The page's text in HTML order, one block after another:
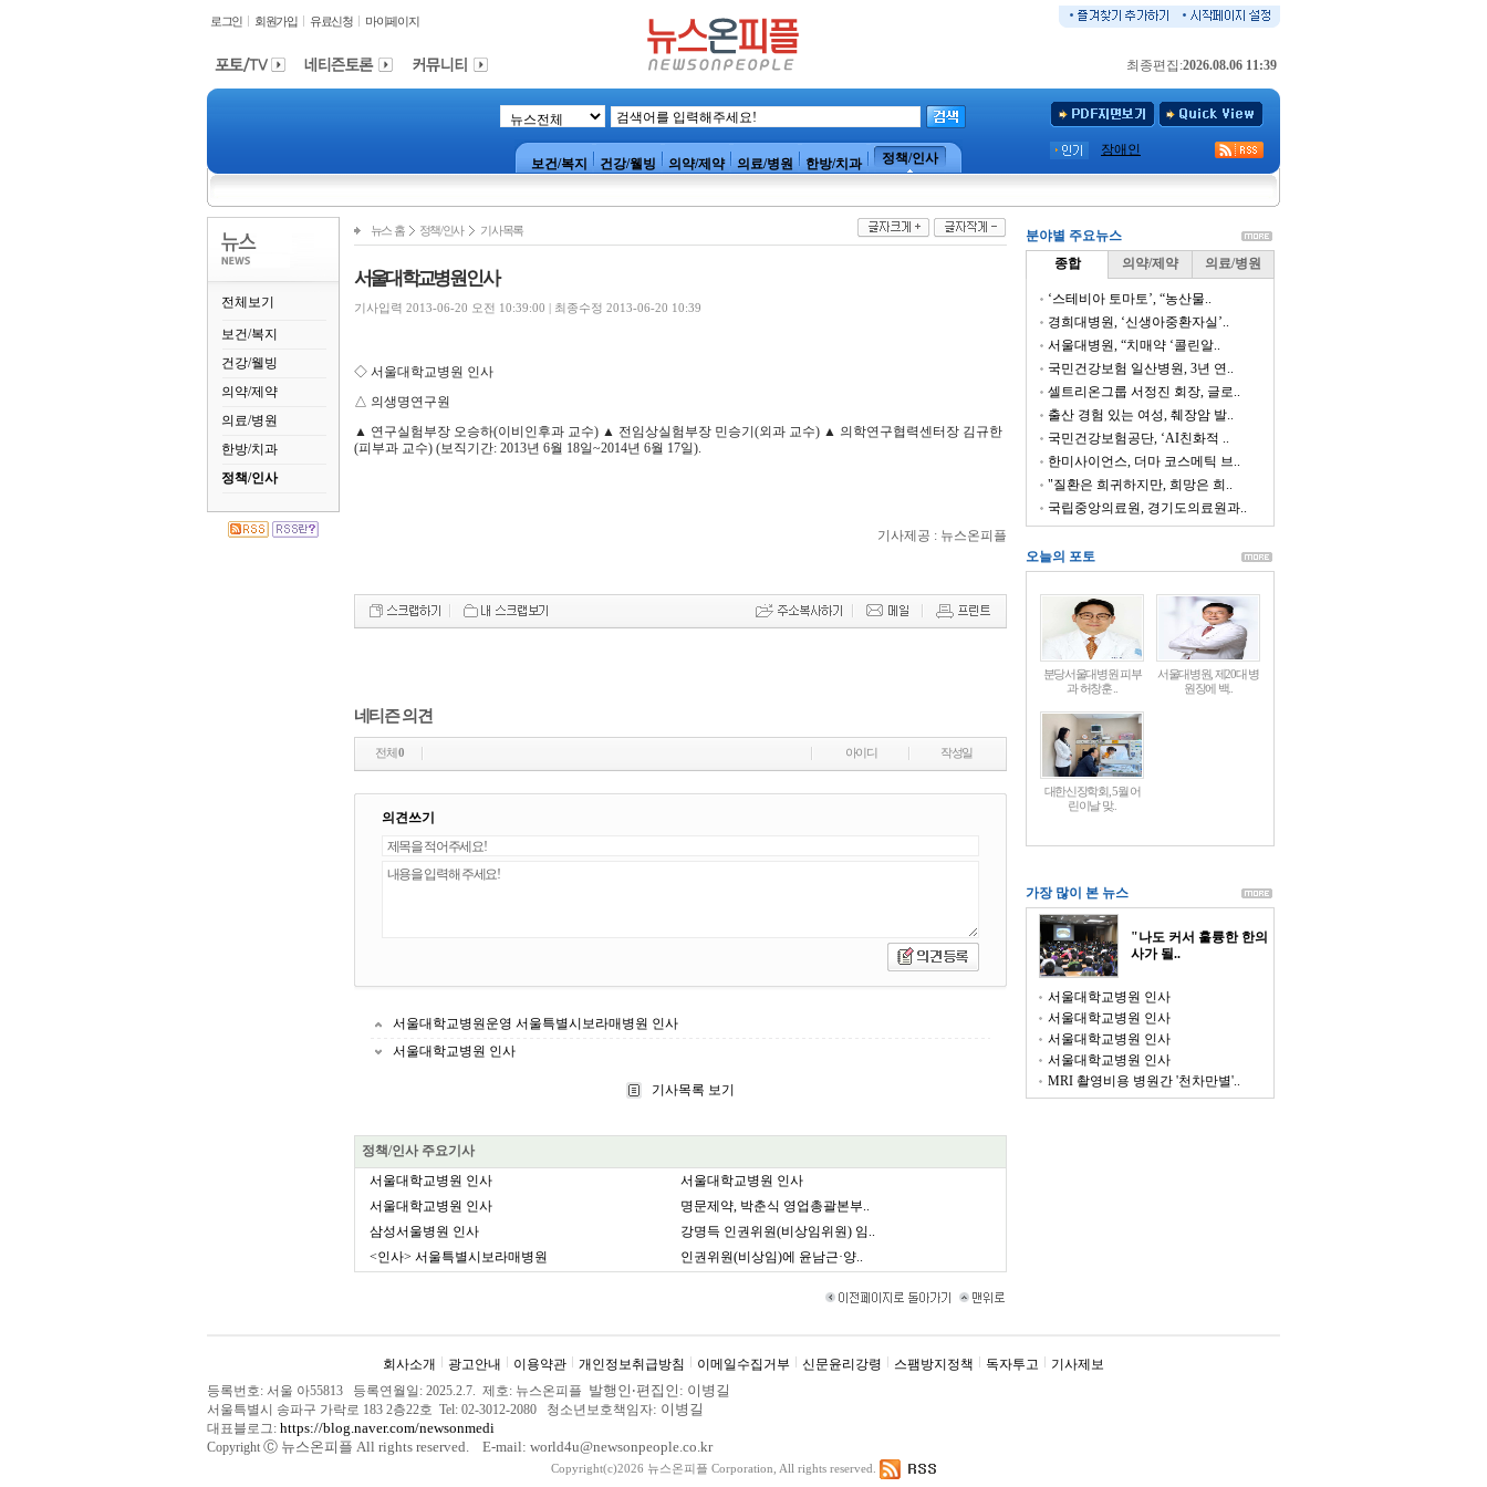
로그인 회원가입 유료신청 마이페이지
최종편집:2026.08.06 11:39
보건/복지 건강/웰빙 의약/제약 의료/병원 한방/치과 정책/인사
장애인
전체보기
보건/복지
건강/웰빙
의약/제약
의료/병원
한방/치과
정책/인사
뉴스 홈 정책/인사 기사목록
서울대학교병원 인사
기사입력 2013-06-20 오전 10:39:00 | 최종수정 2013-06-20 10:39
◇ 서울대학교병원 인사
△ 의생명연구원
▲ 연구실험부장 오승하(이비인후과 교수) ▲ 전임상실험부장 민승기(외과 교수) ▲ 의학연구협력센터장 김규한
(피부과 교수) (보직기간: 2013년 6월 18일~2014년 6월 17일).
기사제공 : 뉴스온피플
네티즌 의견
전체0 아이디 작성일
의견쓰기
서울대학교병원운영 서울특별시보라매병원 인사
서울대학교병원 인사
기사목록 보기
정책/인사 주요기사
서울대학교병원 인사
서울대학교병원 인사
서울대학교병원 인사
명문제약, 박춘식 영업총괄본부..
삼성서울병원 인사
강명득 인권위원(비상임위원) 임..
<인사> 서울특별시보라매병원
인권위원(비상임)에 윤남근·양..
분야별 주요뉴스
종합
의약/제약 의료/병원
‘스테비아 토마토’, “농산물..
경희대병원, ‘신생아중환자실’..
서울대병원, “치매약 ‘콜린알..
국민건강보험 일산병원, 3년 연..
셀트리온그룹 서정진 회장, 글로..
출산 경험 있는 여성, 췌장암 발..
국민건강보험공단, ‘AI친화적 ..
한미사이언스, 더마 코스메틱 브..
"질환은 희귀하지만, 희망은 희..
국립중앙의료원, 경기도의료원과..
오늘의 포토
분당서울대병원 피부
과 허창훈 ..
서울대병원, 제20대 병
원장에 백..
대한신장학회, 5월 어
린이날 맞..
가장 많이 본 뉴스
"나도 커서 훌륭한 한의
사가 될..
서울대학교병원 인사
서울대학교병원 인사
서울대학교병원 인사
서울대학교병원 인사
MRI 촬영비용 병원간 '천차만별'..
회사소개 광고안내 이용약관 개인정보취급방침 이메일수집거부 신문윤리강령 스팸방지정책 독자투고
기사제보
등록번호: 서울 아55813 등록연월일: 2025.2.7. 제호: 뉴스온피플 발행인 ‧편집인: 이병길
서울특별시 송파구 가락로 183 2층22호 Tel: 02-3012-2080 청소년보호책임자: 이병길
대표블로그: https://blog.naver.com/newsonmedi
Copyright Ⓒ 뉴스온피플 All rights reserved. E-mail: world4u@newsonpeople.co.kr
Copyright(c)2026 뉴스온피플 Corporation, All rights reserved.